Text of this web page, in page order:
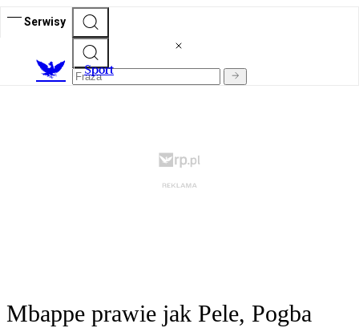
Serwisy
Sport
Mbappe prawie jak Pele, Pogba